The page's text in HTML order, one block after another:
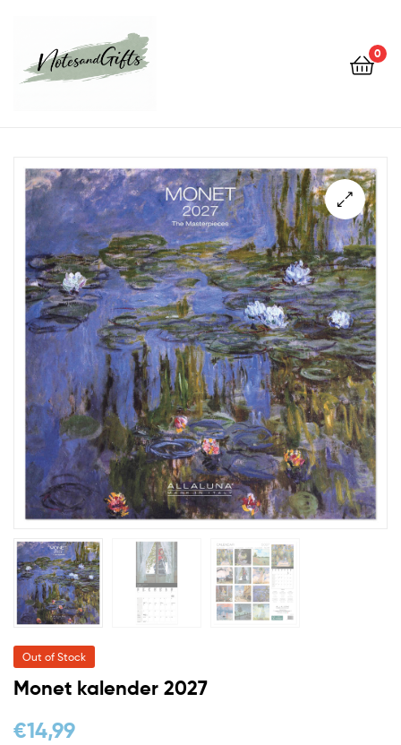
0
Out of Stock
Monet kalender 2027
€14,99